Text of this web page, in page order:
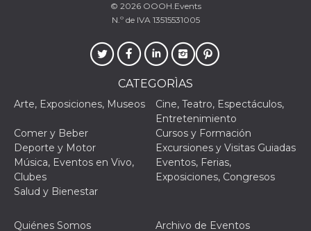
© 2026OOOH.Events
N.º de IVA 13515531005
CATEGORÌAS
Arte, Exposiciones, Museos
Cine, Teatro, Espectáculos,
Entretenimiento
Comer y Beber
Cursos y Formación
Deporte y Motor
Excursiones y Visitas Guiadas
Música, Eventos en Vivo,
Clubes
Eventos, Ferias,
Exposiciones, Congresos
Salud y Bienestar
Quiénes Somos Archivo de Eventos